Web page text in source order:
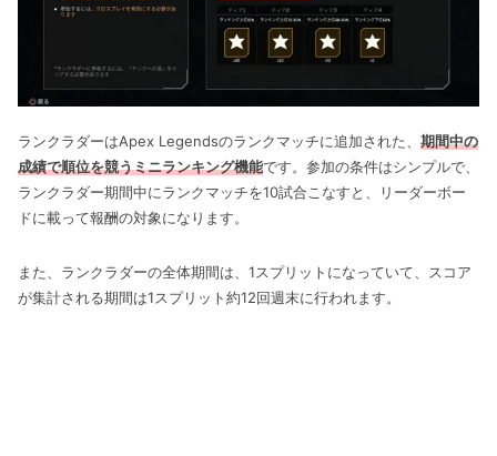
ランクラダーはApex Legendsのランクマッチに追加された、 期間中の
成績で順位を競うミニランキング機能です。参加の条件はシンプルで、
ランクラダー期間中にランクマッチを10試合こなすと、リーダーボー
ドに載って報酬の対象になります。
また、ランクラダーの全体期間は、1スプリットになっていて、スコア
が集計される期間は1スプリット約12回週末に行われます。